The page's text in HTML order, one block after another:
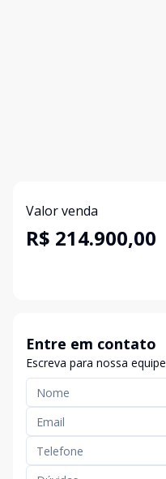
Valor venda
R$ 214.900,00
Entre em contato
Escreva para nossa equipe